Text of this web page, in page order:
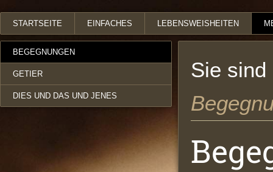
STARTSEITE EINFACHES LEBENSWEISHEITEN
BEGEGNUNGEN
GETIER
DIES UND DAS UND JENES
Sie